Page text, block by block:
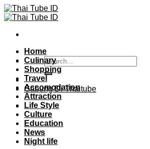
Skip
to
Gabung Di Thaitube
Home
Culinary
Shopping
Travel
Accomodation
Attraction
Life Style
Culture
Education
News
Night life